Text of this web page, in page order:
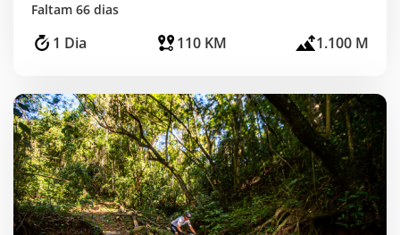
Faltam 66 dias
1 Dia 110 KM 1.100 M